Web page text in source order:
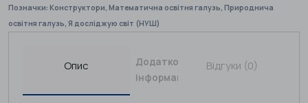
Позначки: Конструктори Математична освітня галузь Природнича
освітня галузь Я досліджую світ (НУШ)
Опис
Додаткова
інформація
Відгуки (0)